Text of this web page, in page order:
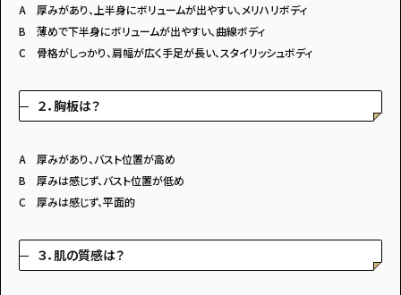
A 厚みがあり、上半身にボリュームが出やすい、メリハリボディ
B 薄めで下半身にボリュームが出やすい、曲線ボディ
C 骨格がしっかり、肩幅が広く手足が長い、スタイリッシュボディ
２．胸板は？
A 厚みがあり、バスト位置が高め
B 厚みは感じず、バスト位置が低め
C 厚みは感じず、平面的
３．肌の質感は？